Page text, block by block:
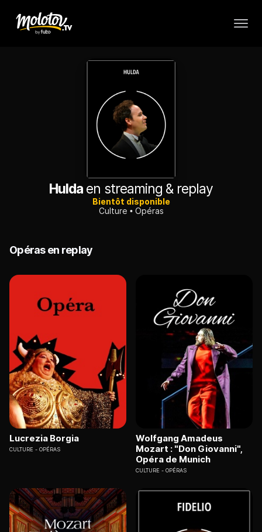
Hulda en streaming & replay
Bientôt disponible
Culture
Opéras
Opéras en replay
Lucrezia Borgia
CULTURE OPÉRAS
Wolfgang Amadeus
Mozart : "Don Giovanni",
Opéra de Munich
CULTURE OPÉRAS